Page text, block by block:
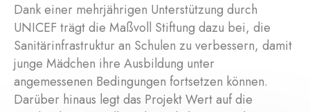
Dank einer mehrjährigen Unterstützung durch
UNICEF trägt die Maßvoll Stiftung dazu bei, die
Sanitärinfrastruktur an Schulen zu verbessern, damit
junge Mädchen ihre Ausbildung unter
angemessenen Bedingungen fortsetzen können.
Darüber hinaus legt das Projekt Wert auf die